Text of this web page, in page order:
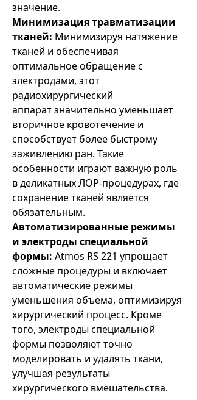
значение.
Минимизация травматизации
тканей: Минимизируя натяжение
тканей и обеспечивая
оптимальное обращение с
электродами, этот
радиохирургический
аппарат значительно уменьшает
вторичное кровотечение и
способствует более быстрому
заживлению ран. Такие
особенности играют важную роль
в деликатных ЛОР-процедурах, где
сохранение тканей является
обязательным.
Автоматизированные режимы
и электроды специальной
формы: Atmos RS 221 упрощает
сложные процедуры и включает
автоматические режимы
уменьшения объема, оптимизируя
хирургический процесс. Кроме
того, электроды специальной
формы позволяют точно
моделировать и удалять ткани,
улучшая результаты
хирургического вмешательства.